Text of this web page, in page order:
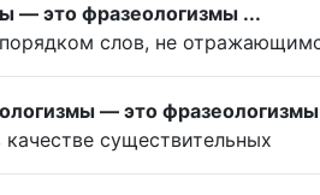
— это фразеологизмы ...
слов, не
— это
существительных